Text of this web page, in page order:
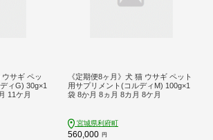
ウサギ ペッ
ィG) 30g×1
11ケ月
《定期便8ヶ月》犬 猫 ウサギ ペット
用サプリメント(コルディM) 100g×1
袋 8か月 8ヵ月 8カ月 8ケ月
宮城県利府町
560,000 円